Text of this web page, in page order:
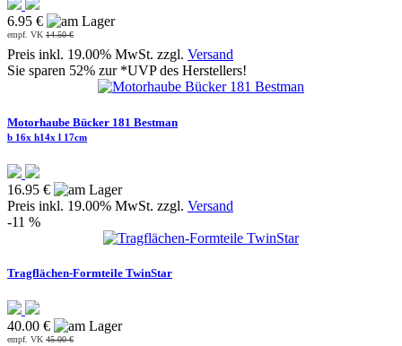
6.95 €
empf. VK 14.50 €
Preis inkl. 19.00% MwSt. zzgl. Versand
Sie sparen 52% zur *UVP des Herstellers!
Motorhaube Bücker 181 Bestman
b 16x h14x l 17cm
16.95 €
Preis inkl. 19.00% MwSt. zzgl. Versand
-11 %
Tragflächen-Formteile TwinStar
40.00 €
empf. VK 45.00 €